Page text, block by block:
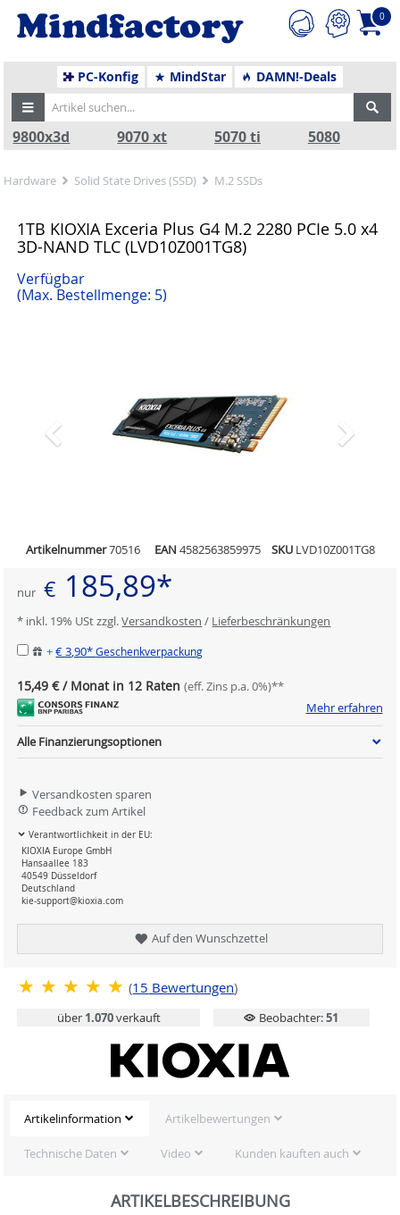
0
PC-Konfig MindStar DAMN!-Deals
9800x3d 9070 xt 5070 ti 5080
Hardware Solid State Drives (SSD) M.2 SSDs
1TB KIOXIA Exceria Plus G4 M.2 2280 PCIe 5.0 x4
3D-NAND TLC (LVD10Z001TG8)
Verfügbar
(Max. Bestellmenge: 5)
Artikelnummer70516 EAN 4582563859975 SKU LVD10Z001TG8
nur € 185,89*
* inkl. 19% USt zzgl.Versandkosten / Lieferbeschränkungen
+€ 3,90*Geschenkverpackung
15,49 € / Monat in 12 Raten (eff. Zins p.a. 0%)**
Mehr erfahren
Alle Finanzierungsoptionen
Versandkosten sparen
Feedback zum Artikel
Verantwortlichkeit in der EU:
KIOXIA Europe GmbH
Hansaallee 183
40549 Düsseldorf
Deutschland
kie-support@kioxia.com
Auf den Wunschzettel
(15 Bewertungen)
über 1.070verkauft Beobachter:51
Artikelinformation Artikelbewertungen
Technische Daten Video Kunden kauften auch
ARTIKELBESCHREIBUNG